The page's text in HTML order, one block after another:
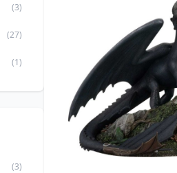
(3)
(27)
(1)
(3)